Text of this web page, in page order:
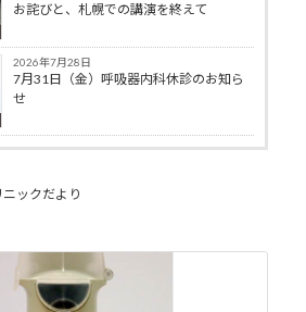
お詫びと、札幌での講演を終えて
2026年7月28日
7月31日（金）呼吸器内科休診のお知ら
せ
ニックだより